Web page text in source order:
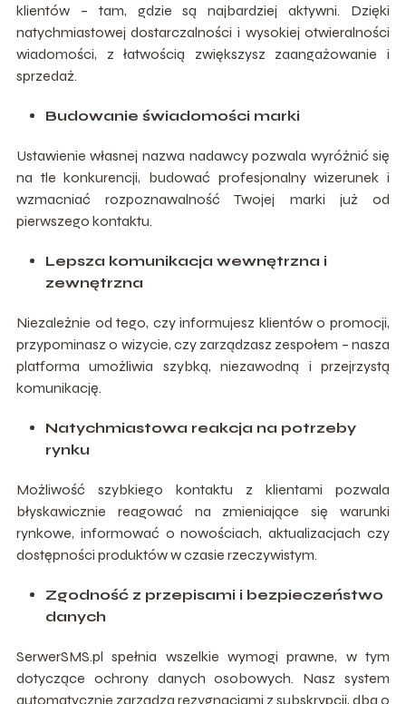
klientów – tam, gdzie są najbardziej aktywni. Dzięki
natychmiastowej dostarczalności i wysokiej otwieralności
wiadomości, z łatwością zwiększysz zaangażowanie i
sprzedaż.
Budowanie świadomości marki
Ustawienie własnej nazwa nadawcy pozwala wyróżnić się
na tle konkurencji, budować profesjonalny wizerunek i
wzmacniać rozpoznawalność Twojej marki już od
pierwszego kontaktu.
Lepsza komunikacja wewnętrzna i
zewnętrzna
Niezależnie od tego, czy informujesz klientów o promocji,
przypominasz o wizycie, czy zarządzasz zespołem – nasza
platforma umożliwia szybką, niezawodną i przejrzystą
komunikację.
Natychmiastowa reakcja na potrzeby
rynku
Możliwość szybkiego kontaktu z klientami pozwala
błyskawicznie reagować na zmieniające się warunki
rynkowe, informować o nowościach, aktualizacjach czy
dostępności produktów w czasie rzeczywistym.
Zgodność z przepisami i bezpieczeństwo
danych
SerwerSMS.pl spełnia wszelkie wymogi prawne, w tym
dotyczące ochrony danych osobowych. Nasz system
automatycznie zarządza rezygnacjami z subskrypcji, dba o